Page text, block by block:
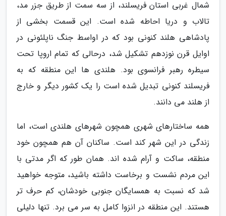
شمال غربی استان فریسلند، از سه سمت از طریق جزر مد،
تالاب و دریا احاطه شده است. این قسمت بخشی از
پادشاهی هلند کنونی بود که در اواسط جنگ ناپلئونی در
اوایل قرن نوزدهم تشکیل شد، درحالی که تمام اروپا تحت
سیطره رهبر فرانسوی بود. هلندی ها این منطقه که به
فریسلند کنونی تبدیل شده است را یک کشور دیگر و خارج
از هلند می دانند.
همه ساختارهای شهری همچون شهرهای هلندی است، اما
زندگی در این شهر کند است. ساکنان آن هم همچون خود
منطقه، ساکت و آرام شده اند. همان طور که اگر مدتی با
این مردم نشست و برخاست داشته باشید، متوجه خواهید
شد که نسبت به همسایگان جنوبی خودشان، کم حرف تر
هستند. این منطقه در انزوا کامل به سر می برد. تنها دلیلی